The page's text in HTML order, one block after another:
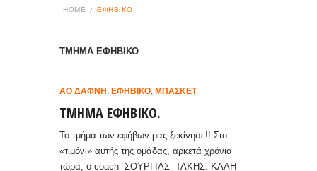
HOME ΕΦΗΒΙΚΌ
ΤΜΗΜΑ ΕΦΗΒΙΚΟ
ΑΟ ΔΆΦΝΗ ΕΦΗΒΙΚΌ ΜΠΆΣΚΕΤ
TMHMA ΕΦΗΒΙΚΟ.
Το τμήμα των εφήβων μας ξεκίνησε!! Στο
«τιμόνι» αυτής της ομάδας, αρκετά χρόνια
τώρα, ο coach ΣΟΥΡΓΙΑΣ ΤΑΚΗΣ. ΚΑΛΗ